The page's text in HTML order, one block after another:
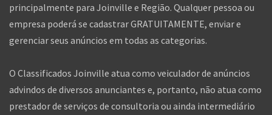
gerenciar seus anúncios em todas as categorias.
O Classificados Joinville atua como veiculador de anúncios
prestador de serviços de consultoria ou ainda intermediário
ou participante em nenhum negócio entre os usuários e
anunciantes. Dessa forma, o Classificados Joinville não